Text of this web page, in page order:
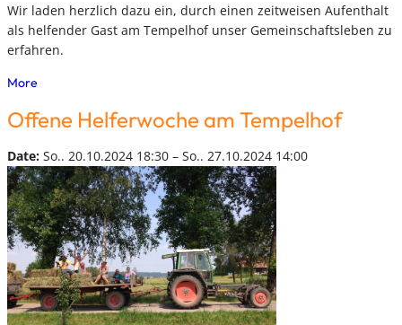
Wir laden herzlich dazu ein, durch einen zeitweisen Aufenthalt
als helfender Gast am Tempelhof unser Gemeinschaftsleben zu
erfahren.
More
Offene Helferwoche am Tempelhof
Date: So.. 20.10.2024 18:30 – So.. 27.10.2024 14:00